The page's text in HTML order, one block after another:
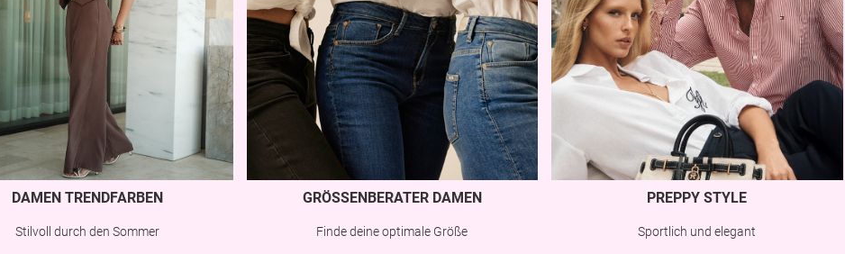
DAMEN TRENDFARBEN
Stilvoll durch den Sommer
GRÖSSENBERATER DAMEN
Finde deine optimale Größe
PREPPY STYLE
Sportlich und elegant